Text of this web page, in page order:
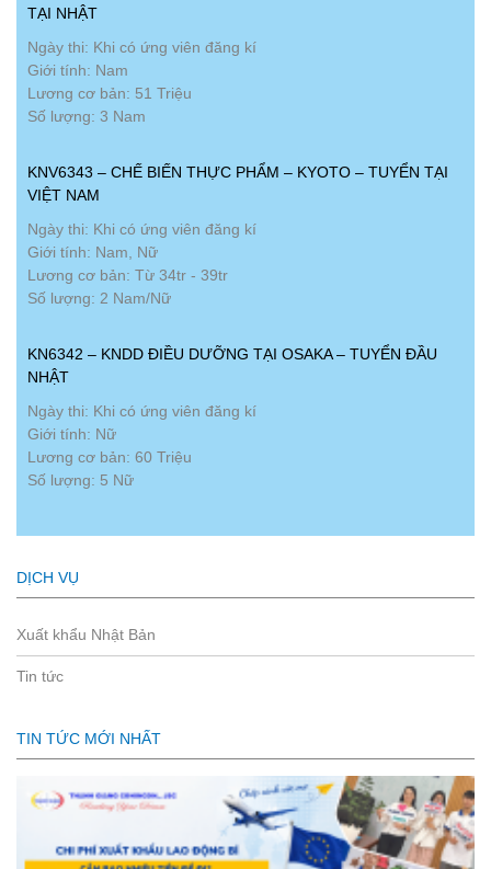
TẠI NHẬT
Ngày thi: Khi có ứng viên đăng kí
Giới tính: Nam
Lương cơ bản: 51 Triệu
Số lượng: 3 Nam
KNV6343 – CHẾ BIẾN THỰC PHẨM – KYOTO – TUYỂN TẠI
VIỆT NAM
Ngày thi: Khi có ứng viên đăng kí
Giới tính: Nam, Nữ
Lương cơ bản: Từ 34tr - 39tr
Số lượng: 2 Nam/Nữ
KN6342 – KNDD ĐIỀU DƯỠNG TẠI OSAKA – TUYỂN ĐẦU
NHẬT
Ngày thi: Khi có ứng viên đăng kí
Giới tính: Nữ
Lương cơ bản: 60 Triệu
Số lượng: 5 Nữ
DỊCH VỤ
Xuất khẩu Nhật Bản
Tin tức
TIN TỨC MỚI NHẤT